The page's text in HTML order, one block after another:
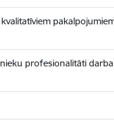
profesionalitāti